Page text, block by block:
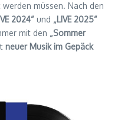
müssen. Nach den
2024“ und „LIVE 2025“
mit den „Sommer
neuer Musik im Gepäck